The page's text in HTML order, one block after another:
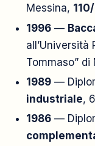
Messina,
1996—
all’Università
Tommaso” di
1989—
industriale,
1986—